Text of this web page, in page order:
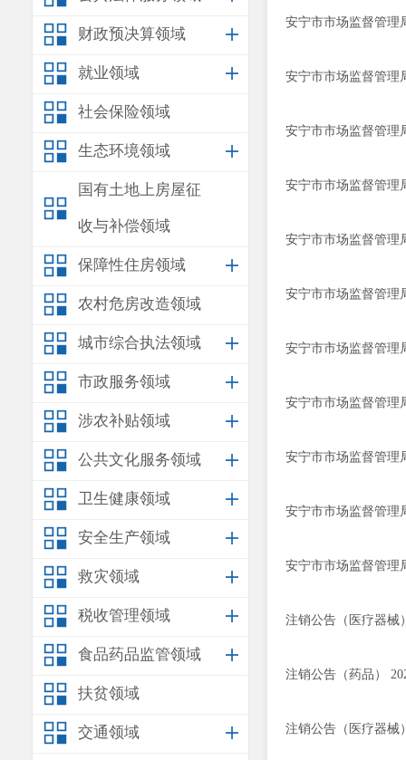
财政预决算领域
就业领域
社会保险领域
生态环境领域
国有土地上房屋征
收与补偿领域
保障性住房领域
农村危房改造领域
城市综合执法领域
市政服务领域
涉农补贴领域
公共文化服务领域
卫生健康领域
安全生产领域
救灾领域
税收管理领域
食品药品监管领域
扶贫领域
交通领域
安宁市市场监督管理
安宁市市场监督管理
安宁市市场监督管理
安宁市市场监督管理
安宁市市场监督管理
安宁市市场监督管理
安宁市市场监督管理
安宁市市场监督管理
安宁市市场监督管理
安宁市市场监督管理
安宁市市场监督管理
注销公告（医疗器械
注销公告（药品）
注销公告（医疗器械